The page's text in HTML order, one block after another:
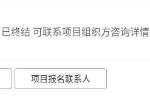
终结 可联系项目组织方咨询详情
项目报名联系人